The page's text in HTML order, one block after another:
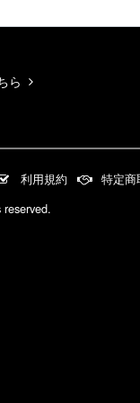
ら
利用規約
特定商